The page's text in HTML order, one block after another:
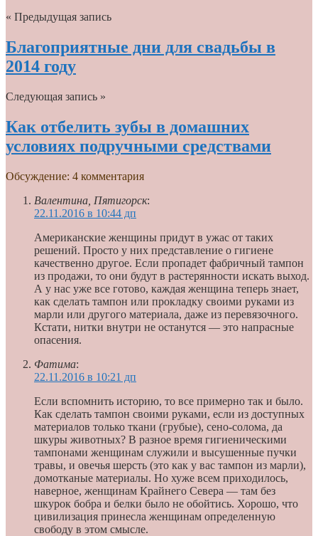
« Предыдущая запись
Благоприятные дни для свадьбы в
2014 году
Следующая запись »
Как отбелить зубы в домашних
условиях подручными средствами
Обсуждение: 4 комментария
Валентина, Пятигорск:
22.11.2016 в 10:44 дп
Американские женщины придут в ужас от таких
решений. Просто у них представление о гигиене
качественно другое. Если пропадет фабричный тампон
из продажи, то они будут в растерянности искать выход.
А у нас уже все готово, каждая женщина теперь знает,
как сделать тампон или прокладку своими руками из
марли или другого материала, даже из перевязочного.
Кстати, нитки внутри не останутся — это напрасные
опасения.
Фатима:
22.11.2016 в 10:21 дп
Если вспомнить историю, то все примерно так и было.
Как сделать тампон своими руками, если из доступных
материалов только ткани (грубые), сено-солома, да
шкуры животных? В разное время гигиеническими
тампонами женщинам служили и высушенные пучки
травы, и овечья шерсть (это как у вас тампон из марли),
домотканые материалы. Но хуже всем приходилось,
наверное, женщинам Крайнего Севера — там без
шкурок бобра и белки было не обойтись. Хорошо, что
цивилизация принесла женщинам определенную
свободу в этом смысле.